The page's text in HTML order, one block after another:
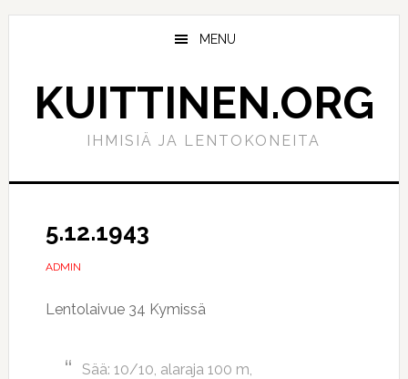
Hyppää
Hyppää
MENU
KUITTINEN.ORG
IHMISIÄ JA LENTOKONEITA
5.12.1943
ADMIN
Lentolaivue 34 Kymissä
Sää: 10/10, alaraja 100 m,